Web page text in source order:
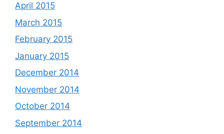
April 2015
March 2015
February 2015
January 2015
December 2014
November 2014
October 2014
September 2014